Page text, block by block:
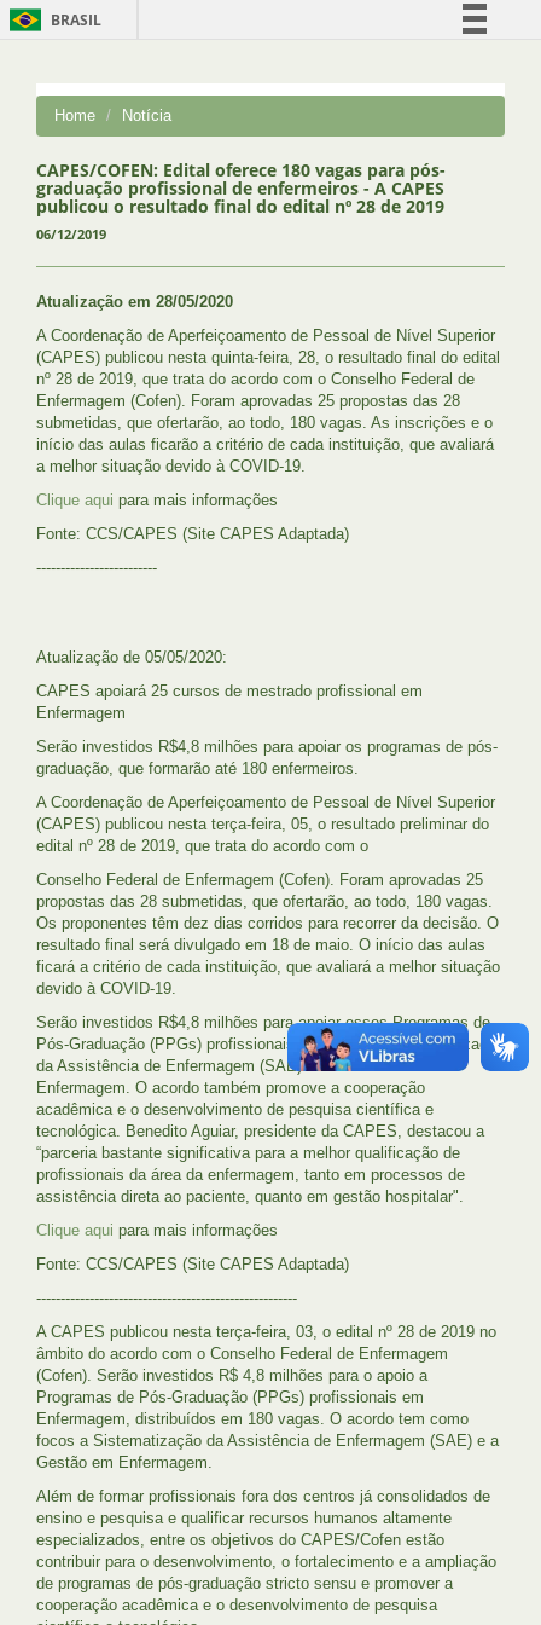
BRASIL
Comunica BR
Acesso à informação
Legislação
Home Notícia
CAPES/COFEN: Edital oferece 180 vagas para pós-
graduação profissional de enfermeiros - A CAPES
publicou o resultado final do edital nº 28 de 2019
06/12/2019
Atualização em 28/05/2020
A Coordenação de Aperfeiçoamento de Pessoal de Nível Superior
(CAPES) publicou nesta quinta-feira, 28, o resultado final do edital
nº 28 de 2019, que trata do acordo com o Conselho Federal de
Enfermagem (Cofen). Foram aprovadas 25 propostas das 28
submetidas, que ofertarão, ao todo, 180 vagas. As inscrições e o
início das aulas ficarão a critério de cada instituição, que avaliará
a melhor situação devido à COVID-19.
Clique aqui para mais informações
Fonte: CCS/CAPES (Site CAPES Adaptada)
-------------------------
Atualização de 05/05/2020:
CAPES apoiará 25 cursos de mestrado profissional em
Enfermagem
Serão investidos R$4,8 milhões para apoiar os programas de pós-
graduação, que formarão até 180 enfermeiros.
A Coordenação de Aperfeiçoamento de Pessoal de Nível Superior
(CAPES) publicou nesta terça-feira, 05, o resultado preliminar do
edital nº 28 de 2019, que trata do acordo com o
Conselho Federal de Enfermagem (Cofen). Foram aprovadas 25
propostas das 28 submetidas, que ofertarão, ao todo, 180 vagas.
Os proponentes têm dez dias corridos para recorrer da decisão. O
resultado final será divulgado em 18 de maio. O início das aulas
ficará a critério de cada instituição, que avaliará a melhor situação
devido à COVID-19.
Serão investidos R$4,8 milhões para apoiar esses Programas de
Pós-Graduação (PPGs) profissionais, com foco na Sistematização
da Assistência de Enfermagem (SAE) e na Gestão em
Enfermagem. O acordo também promove a cooperação
acadêmica e o desenvolvimento de pesquisa científica e
tecnológica. Benedito Aguiar, presidente da CAPES, destacou a
“parceria bastante significativa para a melhor qualificação de
profissionais da área da enfermagem, tanto em processos de
assistência direta ao paciente, quanto em gestão hospitalar".
Clique aqui para mais informações
Fonte: CCS/CAPES (Site CAPES Adaptada)
------------------------------------------------------
A CAPES publicou nesta terça-feira, 03, o edital nº 28 de 2019 no
âmbito do acordo com o Conselho Federal de Enfermagem
(Cofen). Serão investidos R$ 4,8 milhões para o apoio a
Programas de Pós-Graduação (PPGs) profissionais em
Enfermagem, distribuídos em 180 vagas. O acordo tem como
focos a Sistematização da Assistência de Enfermagem (SAE) e a
Gestão em Enfermagem.
Além de formar profissionais fora dos centros já consolidados de
ensino e pesquisa e qualificar recursos humanos altamente
especializados, entre os objetivos do CAPES/Cofen estão
contribuir para o desenvolvimento, o fortalecimento e a ampliação
de programas de pós-graduação stricto sensu e promover a
cooperação acadêmica e o desenvolvimento de pesquisa